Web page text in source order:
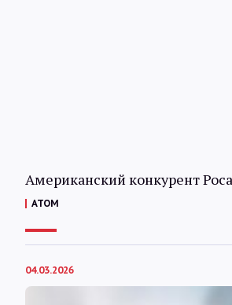
Американский конкурент
АТОМ
04.03.2026